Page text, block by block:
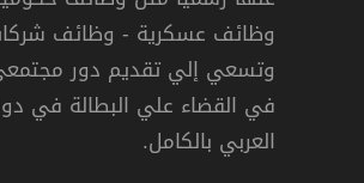
دوام كامل
وظائف عسكرية - وظائف
وتسعي إلي تقديم دور
في القضاء علي البطالة في
العربي بالكامل.